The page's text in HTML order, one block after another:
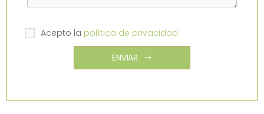
Acepto la política de privacidad
ENVIAR